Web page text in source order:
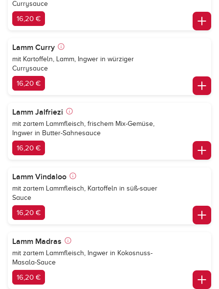
Currysauce
16,20 €
Lamm Curry
mit Kartoffeln, Lamm, Ingwer in würziger
Currysauce
16,20 €
Lamm Jalfriezi
mit zartem Lammfleisch, frischem Mix-Gemüse,
Ingwer in Butter-Sahnesauce
16,20 €
Lamm Vindaloo
mit zartem Lammfleisch, Kartoffeln in süß-sauer
Sauce
16,20 €
Lamm Madras
mit zartem Lammfleisch, Ingwer in Kokosnuss-
Masala-Sauce
16,20 €